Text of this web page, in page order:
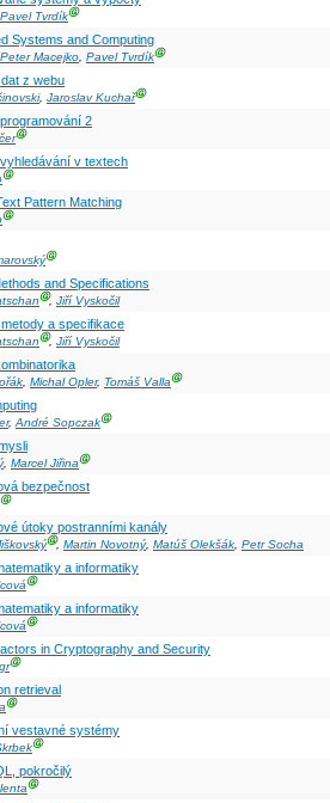
Pavel TvrdíkⒼ
Systems and Computing
Peter Macejko, Pavel TvrdíkⒼ
z webu
, Jaroslav KuchařⒼ
2
Ⓖ
v textech
Ⓖ
Pattern Matching
Ⓖ
Ⓖ
and Specifications
Ⓖ, Jiří Vyskočil
a specifikace
Ⓖ, Jiří Vyskočil
, Michal Opler, Tomáš VallaⒼ
,André SopczakⒼ
, Marcel JiřinaⒼ
bezpečnost
Ⓖ
útoky postranními kanály
Ⓖ, Martin Novotný, Matúš Olekšák, Petr Socha
a informatiky
Ⓖ
a informatiky
Ⓖ
in Cryptography and Security
Ⓖ
retrieval
Ⓖ
vestavné systémy
Ⓖ
pokročilý
Ⓖ